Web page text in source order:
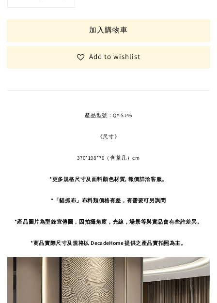
加入購物車
Add to wishlist
產品型號：QY-S146
《尺寸》
370*198*70（含茶几）cm
*更多規格尺寸及面料顏色材質, 報價詳洽客服。
*「貓抓布」布料類價格有差，有需要可另詢問
*產品圖片為型錄宣傳圖，因拍攝角度， 光線，場景等與實品會有些許差異。
*商品實際尺寸及規格以 DecadeHome 提供之產品實拍照為主。